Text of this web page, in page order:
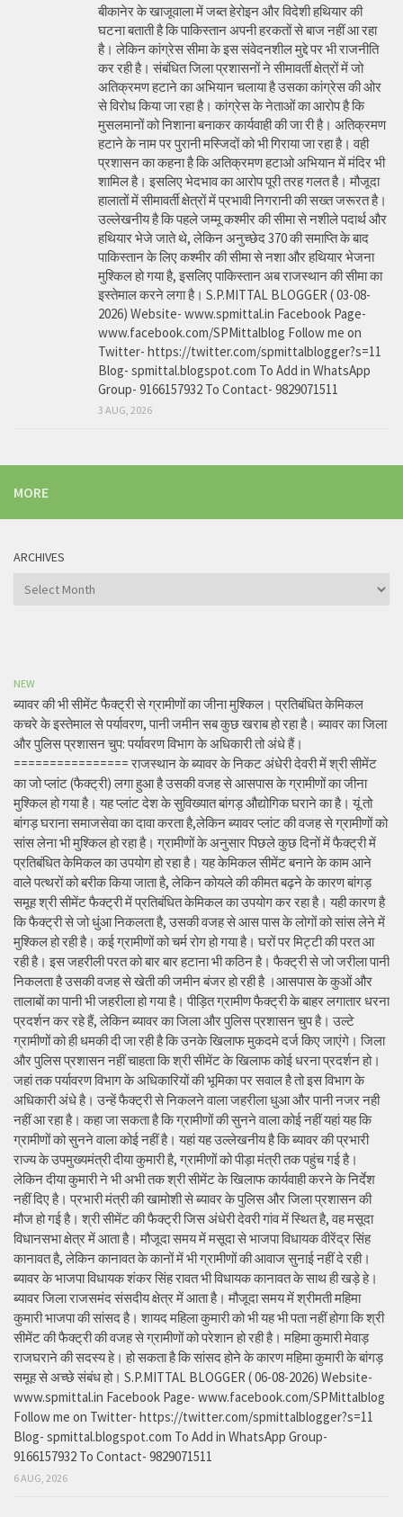
बीकानेर के खाजूवाला में जब्त हेरोइन और विदेशी हथियार की
घटना बताती है कि पाकिस्तान अपनी हरकतों से बाज नहीं आ रहा
है। लेकिन कांग्रेस सीमा के इस संवेदनशील मुद्दे पर भी राजनीति
कर रही है। संबंधित जिला प्रशासनों ने सीमावर्ती क्षेत्रों में जो
अतिक्रमण हटाने का अभियान चलाया है उसका कांग्रेस की ओर
से विरोध किया जा रहा है। कांग्रेस के नेताओं का आरोप है कि
मुसलमानों को निशाना बनाकर कार्यवाही की जा री है। अतिक्रमण
हटाने के नाम पर पुरानी मस्जिदों को भी गिराया जा रहा है। वही
प्रशासन का कहना है कि अतिक्रमण हटाओ अभियान में मंदिर भी
शामिल है। इसलिए भेदभाव का आरोप पूरी तरह गलत है। मौजूदा
हालातों में सीमावर्ती क्षेत्रों में प्रभावी निगरानी की सख्त जरूरत है।
उल्लेखनीय है कि पहले जम्मू कश्मीर की सीमा से नशीले पदार्थ और
हथियार भेजे जाते थे, लेकिन अनुच्छेद 370 की समाप्ति के बाद
पाकिस्तान के लिए कश्मीर की सीमा से नशा और हथियार भेजना
मुश्किल हो गया है, इसलिए पाकिस्तान अब राजस्थान की सीमा का
इस्तेमाल करने लगा है। S.P.MITTAL BLOGGER ( 03-08-
2026) Website- www.spmittal.in Facebook Page-
www.facebook.com/SPMittalblog Follow me on
Twitter- https://twitter.com/spmittalblogger?s=11
Blog- spmittal.blogspot.com To Add in WhatsApp
Group- 9166157932 To Contact- 9829071511
3 AUG, 2026
MORE
ARCHIVES
Archives
NEW
ब्यावर की भी सीमेंट फैक्ट्री से ग्रामीणों का जीना मुश्किल। प्रतिबंधित केमिकल
कचरे के इस्तेमाल से पर्यावरण, पानी जमीन सब कुछ खराब हो रहा है। ब्यावर का जिला
और पुलिस प्रशासन चुप: पर्यावरण विभाग के अधिकारी तो अंधे हैं।
================ राजस्थान के ब्यावर के निकट अंधेरी देवरी में श्री सीमेंट
का जो प्लांट (फैक्ट्री) लगा हुआ है उसकी वजह से आसपास के ग्रामीणों का जीना
मुश्किल हो गया है। यह प्लांट देश के सुविख्यात बांगड़ औद्योगिक घराने का है। यूं तो
बांगड़ घराना समाजसेवा का दावा करता है,लेकिन ब्यावर प्लांट की वजह से ग्रामीणों को
सांस लेना भी मुश्किल हो रहा है। ग्रामीणों के अनुसार पिछले कुछ दिनों में फैक्ट्री में
प्रतिबंधित केमिकल का उपयोग हो रहा है। यह केमिकल सीमेंट बनाने के काम आने
वाले पत्थरों को बरीक किया जाता है, लेकिन कोयले की कीमत बढ़ने के कारण बांगड़
समूह श्री सीमेंट फैक्ट्री में प्रतिबंधित केमिकल का उपयोग कर रहा है। यही कारण है
कि फैक्ट्री से जो धुंआ निकलता है, उसकी वजह से आस पास के लोगों को सांस लेने में
मुश्किल हो रही है। कई ग्रामीणों को चर्म रोग हो गया है। घरों पर मिट्टी की परत आ
रही है। इस जहरीली परत को बार बार हटाना भी कठिन है। फैक्ट्री से जो जरीला पानी
निकलता है उसकी वजह से खेती की जमीन बंजर हो रही है ।आसपास के कुओं और
तालाबों का पानी भी जहरीला हो गया है। पीड़ित ग्रामीण फैक्ट्री के बाहर लगातार धरना
प्रदर्शन कर रहे हैं, लेकिन ब्यावर का जिला और पुलिस प्रशासन चुप है। उल्टे
ग्रामीणों को ही धमकी दी जा रही है कि उनके खिलाफ मुकदमे दर्ज किए जाएंगे। जिला
और पुलिस प्रशासन नहीं चाहता कि श्री सीमेंट के खिलाफ कोई धरना प्रदर्शन हो।
जहां तक पर्यावरण विभाग के अधिकारियों की भूमिका पर सवाल है तो इस विभाग के
अधिकारी अंधे है। उन्हें फैक्ट्री से निकलने वाला जहरीला धुआ और पानी नजर नही
नहीं आ रहा है। कहा जा सकता है कि ग्रामीणों की सुनने वाला कोई नहीं यहां यह कि
ग्रामीणों को सुनने वाला कोई नहीं है। यहां यह उल्लेखनीय है कि ब्यावर की प्रभारी
राज्य के उपमुख्यमंत्री दीया कुमारी है, ग्रामीणों को पीड़ा मंत्री तक पहुंच गई है।
लेकिन दीया कुमारी ने भी अभी तक श्री सीमेंट के खिलाफ कार्यवाही करने के निर्देश
नहीं दिए है। प्रभारी मंत्री की खामोशी से ब्यावर के पुलिस और जिला प्रशासन की
मौज हो गई है। श्री सीमेंट की फैक्ट्री जिस अंधेरी देवरी गांव में स्थित है, वह मसूदा
विधानसभा क्षेत्र में आता है। मौजूदा समय में मसूदा से भाजपा विधायक वीरेंद्र सिंह
कानावत है, लेकिन कानावत के कानों में भी ग्रामीणों की आवाज सुनाई नहीं दे रही।
ब्यावर के भाजपा विधायक शंकर सिंह रावत भी विधायक कानावत के साथ ही खड़े हे।
ब्यावर जिला राजसमंद संसदीय क्षेत्र में आता है। मौजूदा समय में श्रीमती महिमा
कुमारी भाजपा की सांसद है। शायद महिला कुमारी को भी यह भी पता नहीं होगा कि श्री
सीमेंट की फैक्ट्री की वजह से ग्रामीणों को परेशान हो रही है। महिमा कुमारी मेवाड़
राजघराने की सदस्य हे। हो सकता है कि सांसद होने के कारण महिमा कुमारी के बांगड़
समूह से अच्छे संबंध हो। S.P.MITTAL BLOGGER ( 06-08-2026) Website-
www.spmittal.in Facebook Page- www.facebook.com/SPMittalblog
Follow me on Twitter- https://twitter.com/spmittalblogger?s=11
Blog- spmittal.blogspot.com To Add in WhatsApp Group-
9166157932 To Contact- 9829071511
6 AUG, 2026